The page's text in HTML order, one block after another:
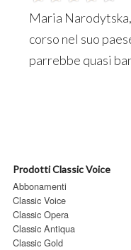
Maria
corso nel suo
parrebbe quasi
Prodotti Classic Voice
Abbonamenti
Classic Voice
Classic Opera
Classic Antiqua
Classic Gold